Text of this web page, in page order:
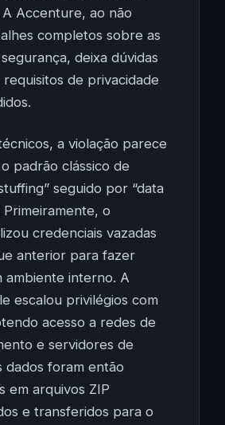
Accenture, ao não
completos sobre as
deixa dúvidas
de privacidade
a violação parece
padrão clássico de
seguido por “data
Primeiramente, o
credenciais vazadas
anterior para fazer
ambiente interno. A
escalou privilégios com
acesso a redes de
e servidores de
dados foram então
em arquivos ZIP
e transferidos para o